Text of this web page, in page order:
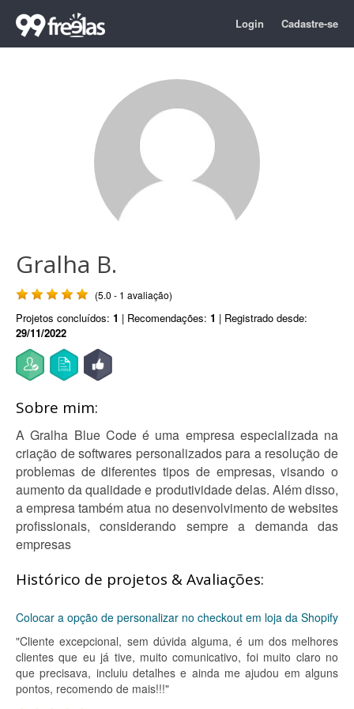
Login Cadastre-se
Gralha B.
(5.0 - 1 avaliação)
Projetos concluídos: 1 | Recomendações: 1 | Registrado desde:
29/11/2022
Sobre mim:
A Gralha Blue Code é uma empresa especializada na
criação de softwares personalizados para a resolução de
problemas de diferentes tipos de empresas, visando o
aumento da qualidade e produtividade delas. Além disso,
a empresa também atua no desenvolvimento de websites
profissionais, considerando sempre a demanda das
empresas
Histórico de projetos & Avaliações:
Colocar a opção de personalizar no checkout em loja da Shopify
"Cliente excepcional, sem dúvida alguma, é um dos melhores
clientes que eu já tive, muito comunicativo, foi muito claro no
que precisava, incluiu detalhes e ainda me ajudou em alguns
pontos, recomendo de mais!!!"